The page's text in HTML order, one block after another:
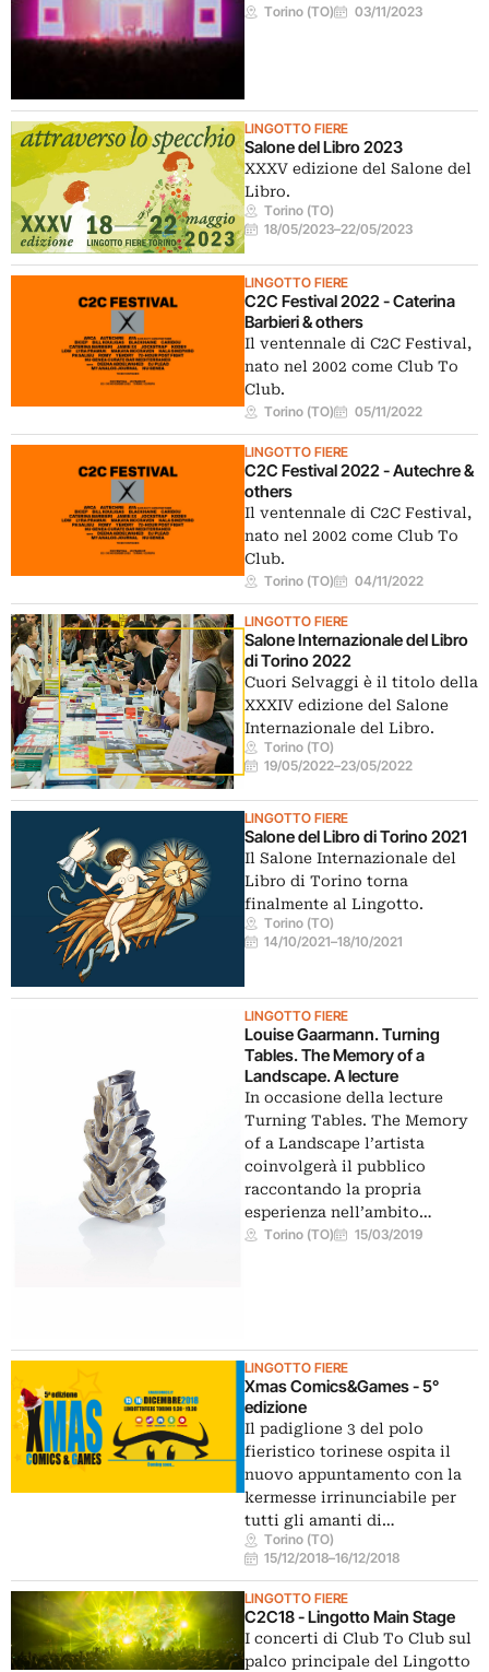
Torino (TO) 03/11/2023
LINGOTTO FIERE
Salone del Libro 2023
XXXV edizione del Salone del
Libro.
Torino (TO)
18/05/2023–22/05/2023
LINGOTTO FIERE
C2C Festival 2022 - Caterina
Barbieri & others
Il ventennale di C2C Festival,
nato nel 2002 come Club To
Club.
Torino (TO) 05/11/2022
LINGOTTO FIERE
C2C Festival 2022 - Autechre &
others
Il ventennale di C2C Festival,
nato nel 2002 come Club To
Club.
Torino (TO) 04/11/2022
LINGOTTO FIERE
Salone Internazionale del Libro
di Torino 2022
Cuori Selvaggi è il titolo della
XXXIV edizione del Salone
Internazionale del Libro.
Torino (TO)
19/05/2022–23/05/2022
LINGOTTO FIERE
Salone del Libro di Torino 2021
Il Salone Internazionale del
Libro di Torino torna
finalmente al Lingotto.
Torino (TO)
14/10/2021–18/10/2021
LINGOTTO FIERE
Louise Gaarmann. Turning
Tables. The Memory of a
Landscape. A lecture
In occasione della lecture
Turning Tables. The Memory
of a Landscape l’artista
coinvolgerà il pubblico
raccontando la propria
esperienza nell’ambito…
Torino (TO) 15/03/2019
LINGOTTO FIERE
Xmas Comics&Games - 5°
edizione
Il padiglione 3 del polo
fieristico torinese ospita il
nuovo appuntamento con la
kermesse irrinunciabile per
tutti gli amanti di…
Torino (TO)
15/12/2018–16/12/2018
LINGOTTO FIERE
C2C18 - Lingotto Main Stage
I concerti di Club To Club sul
palco principale del Lingotto